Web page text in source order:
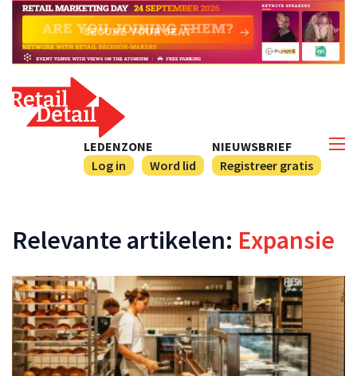
NIEUWSBRIEF
Registreer gratis
LEDENZONE
Log in
Word lid
Relevante artikelen: Expansie